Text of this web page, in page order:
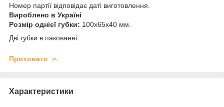
Номер партії відповідає даті виготовлення.
Вироблено в Україні
Розмір однієї губки: 100х65х40 мм.
Дві губки в пакованні.
Приховати
Характеристики